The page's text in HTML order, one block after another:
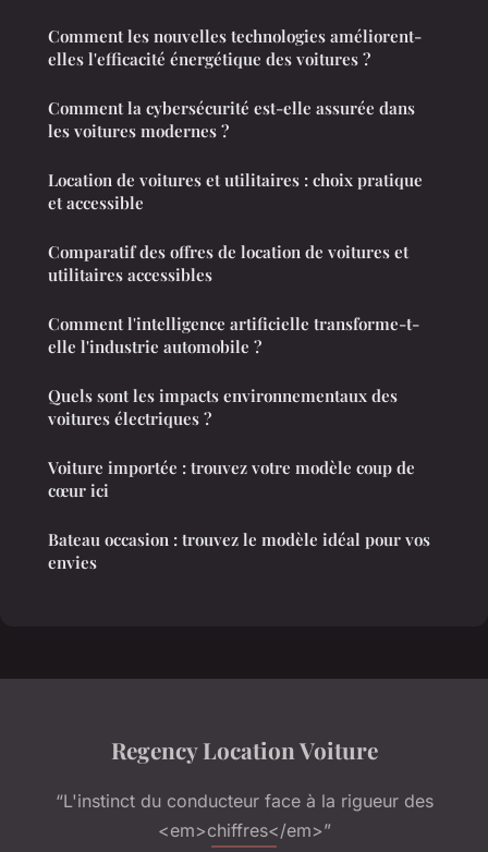
Comment les nouvelles technologies améliorent-
elles l'efficacité énergétique des voitures ?
Comment la cybersécurité est-elle assurée dans
les voitures modernes ?
Location de voitures et utilitaires : choix pratique
et accessible
Comparatif des offres de location de voitures et
utilitaires accessibles
Comment l'intelligence artificielle transforme-t-
elle l'industrie automobile ?
Quels sont les impacts environnementaux des
voitures électriques ?
Voiture importée : trouvez votre modèle coup de
cœur ici
Bateau occasion : trouvez le modèle idéal pour vos
envies
Regency Location Voiture
“L'instinct du conducteur face à la rigueur des
<em>chiffres</em>”